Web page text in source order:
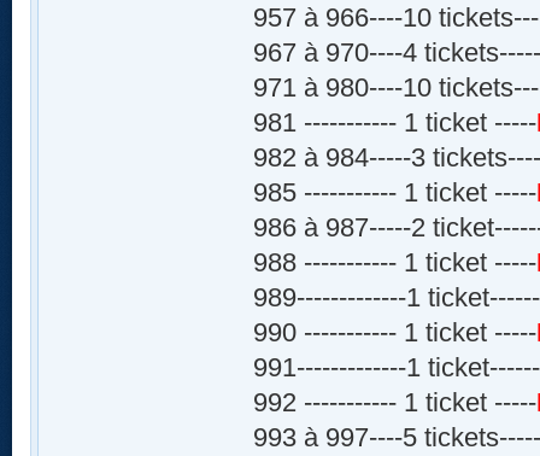
957 à 966----10
967 à 970----4
971 à 980----10
981 ----------- 1 ticket -----
982 à 984-----3
985 ----------- 1 ticket -----
986 à 987-----2
988 ----------- 1 ticket -----
989-------------1 ticket------
990 ----------- 1 ticket -----
991-------------1 ticket------
992 ----------- 1 ticket -----
993 à 997----5